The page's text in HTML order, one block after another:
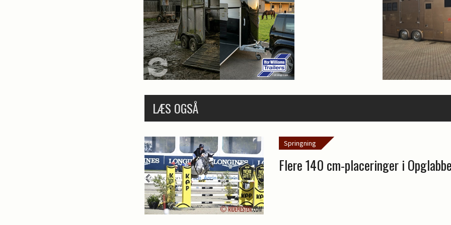
LÆS OGSÅ
Springning
Flere 140 cm-placeringer i